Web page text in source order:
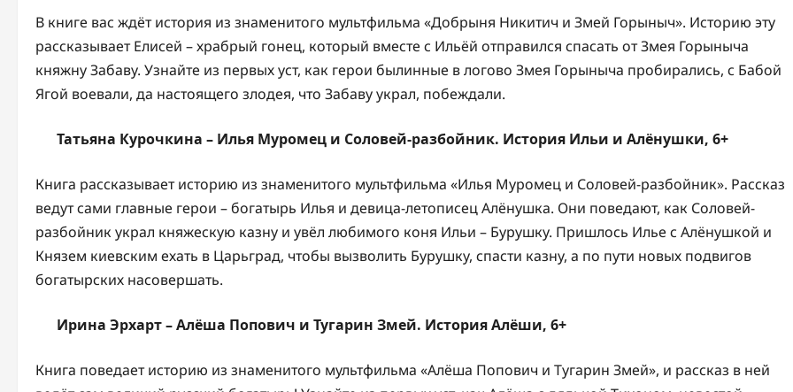
В книге вас ждёт история из знаменитого мультфильма «Добрыня Никитич и Змей Горыныч». Историю эту
рассказывает Елисей – храбрый гонец, который вместе с Ильёй отправился спасать от Змея Горыныча
княжну Забаву. Узнайте из первых уст, как герои былинные в логово Змея Горыныча пробирались, с Бабой
Ягой воевали, да настоящего злодея, что Забаву украл, побеждали.
Татьяна Курочкина – Илья Муромец и Соловей-разбойник. История Ильи и Алёнушки, 6+
Книга рассказывает историю из знаменитого мультфильма «Илья Муромец и Соловей-разбойник». Рассказ
ведут сами главные герои – богатырь Илья и девица-летописец Алёнушка. Они поведают, как Соловей-
разбойник украл княжескую казну и увёл любимого коня Ильи – Бурушку. Пришлось Илье с Алёнушкой и
Князем киевским ехать в Царьград, чтобы вызволить Бурушку, спасти казну, а по пути новых подвигов
богатырских насовершать.
Ирина Эрхарт – Алёша Попович и Тугарин Змей. История Алёши, 6+
Книга поведает историю из знаменитого мультфильма «Алёша Попович и Тугарин Змей», и рассказ в ней